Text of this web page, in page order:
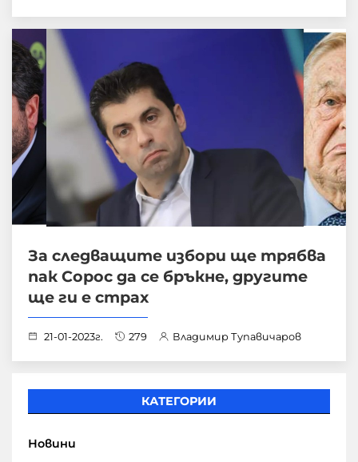
За следващите избори ще трябва
пак Сорос да се бръкне, другите
ще ги е страх
21-01-2023г. 279 Владимир Тупавичаров
КАТЕГОРИИ
Новини